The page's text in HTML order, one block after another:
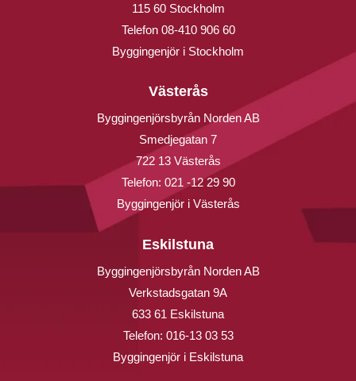
115 60 Stockholm
Telefon 08-410 906 60
Byggingenjör i Stockholm
Västerås
Byggingenjörsbyrån Norden AB
Smedjegatan 7
722 13 Västerås
Telefon: 021 -12 29 90
Byggingenjör i Västerås
Eskilstuna
Byggingenjörsbyrån Norden AB
Verkstadsgatan 9A
633 61 Eskilstuna
Telefon: 016-13 03 53
Byggingenjör i Eskilstuna